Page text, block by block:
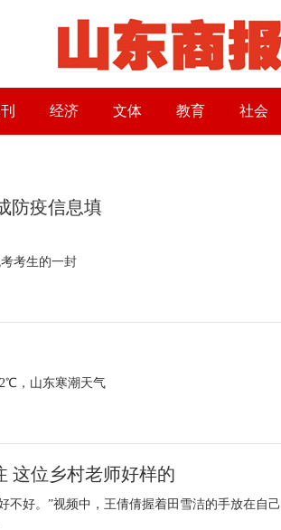
经济 文体 教育 社会
防疫信息填
考生的一封
，山东寒潮天气
这位乡村老师好样的
不好。”视频中，王倩倩握着田雪洁的手放在自己